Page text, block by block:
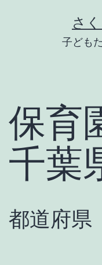
さ
子ども
保育
千葉
都道府県